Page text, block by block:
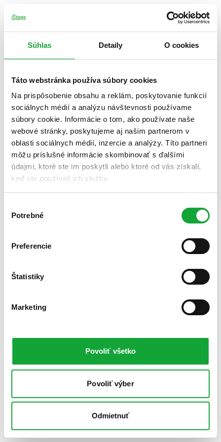
Súhlas Detaily O cookies
Táto webstránka používa súbory cookies
Na prispôsobenie obsahu a reklám, poskytovanie funkcií
sociálnych médií a analýzu návštevnosti používame
súbory cookie. Informácie o tom, ako používate naše
webové stránky, poskytujeme aj našim partnerom v
oblasti sociálnych médií, inzercie a analýzy. Títo partneri
môžu príslušné informácie skombinovať s ďalšími
údajmi, ktoré ste im poskytli alebo ktoré od vás získali,
keď ste používali ich služby.
súhlasu
Potrebné
Preferencie
Štatistiky
Marketing
Povoliť všetko
Povoliť výber
Odmietnuť